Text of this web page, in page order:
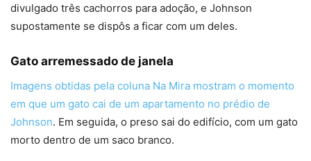
divulgado três cachorros para adoção, e Johnson
supostamente se dispôs a ficar com um deles.
Gato arremessado de janela
Imagens obtidas pela coluna Na Mira mostram o momento
em que um gato cai de um apartamento no prédio de
Johnson. Em seguida, o preso sai do edifício, com um gato
morto dentro de um saco branco.